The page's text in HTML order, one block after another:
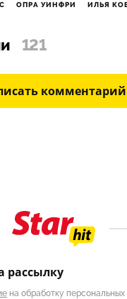
ОПРА УИНФРИ ИЛЬЯ
121
комментарий
рассылку
на обработку